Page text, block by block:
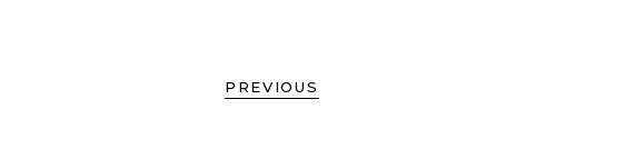
PREVIOUS